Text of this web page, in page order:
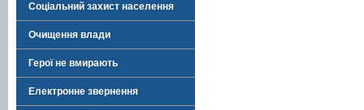
Соціальний захист населення
Очищення влади
Герої не вмирають
Електронне звернення